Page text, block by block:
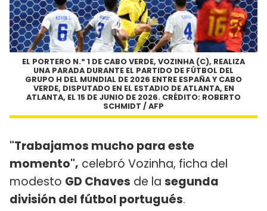
EL PORTERO N.º 1 DE CABO VERDE, VOZINHA (C), REALIZA
UNA PARADA DURANTE EL PARTIDO DE FÚTBOL DEL
GRUPO H DEL MUNDIAL DE 2026 ENTRE ESPAÑA Y CABO
VERDE, DISPUTADO EN EL ESTADIO DE ATLANTA, EN
ATLANTA, EL 15 DE JUNIO DE 2026. CRÉDITO: ROBERTO
SCHMIDT / AFP
"Trabajamos mucho para este
momento", celebró Vozinha, ficha del
modesto GD Chaves de la segunda
división del fútbol portugués.